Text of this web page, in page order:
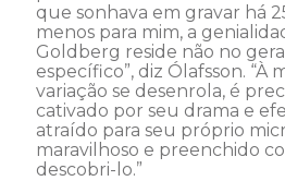
que sonhava em gravar há
menos para mim, a
Goldberg reside não no
específico”, diz Ólafsson. “À
variação se desenrola, é
cativado por seu drama e
atraído para seu próprio
maravilhoso e preenchido
descobri-lo.”